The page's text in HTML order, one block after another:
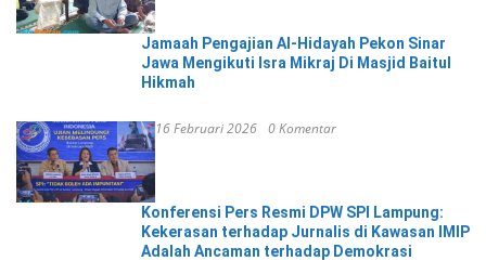
Jamaah Pengajian Al-Hidayah Pekon Sinar
Jawa Mengikuti Isra Mikraj Di Masjid Baitul
Hikmah
16 Februari 2026 0 Komentar
Konferensi Pers Resmi DPW SPI Lampung:
Kekerasan terhadap Jurnalis di Kawasan IMIP
Adalah Ancaman terhadap Demokrasi